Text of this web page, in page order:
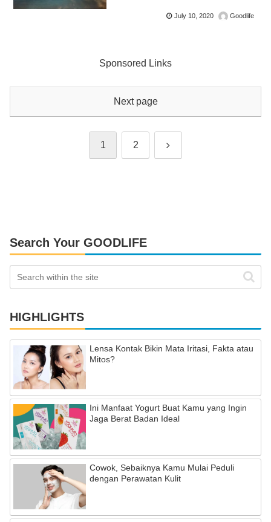
July 10, 2020 Goodlife
Sponsored Links
Next page
1 2 Next
Search Your GOODLIFE
HIGHLIGHTS
Lensa Kontak Bikin Mata Iritasi, Fakta atau
Mitos?
Ini Manfaat Yogurt Buat Kamu yang Ingin
Jaga Berat Badan Ideal
Cowok, Sebaiknya Kamu Mulai Peduli
dengan Perawatan Kulit